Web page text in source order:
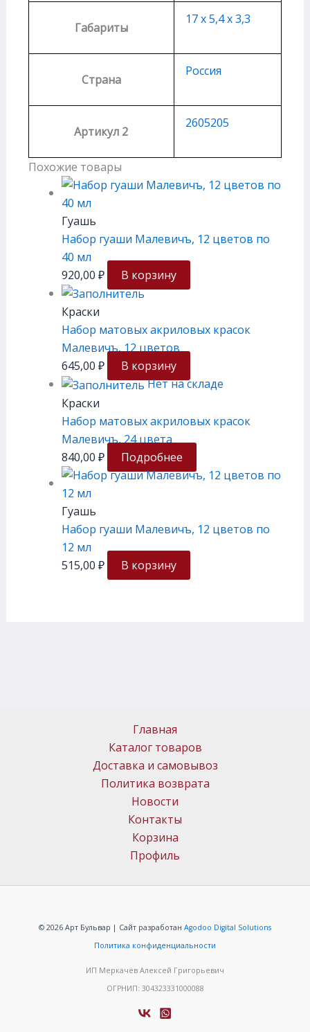
Габариты
17 х 5,4 х 3,3
Страна
Россия
Артикул 2
2605205
Похожие товары
Гуашь
Набор гуаши Малевичъ, 12 цветов по
40 мл
920,00 ₽ В корзину
Краски
Набор матовых акриловых красок
Малевичъ, 12 цветов
645,00 ₽
В корзину
Нет на складе
Краски
Набор матовых акриловых красок
Малевичъ, 24 цвета
840,00 ₽ Подробнее
Гуашь
Набор гуаши Малевичъ, 12 цветов по
12 мл
515,00 ₽ В корзину
Главная
Каталог товаров
Доставка и самовывоз
Политика возврата
Новости
Контакты
Корзина
Профиль
© 2026 Арт Бульвар | Сайт разработан Agodoo Digital Solutions
Политика конфиденциальности
ИП Меркачёв Алексей Григорьевич
ОГРНИП: 304323331000088